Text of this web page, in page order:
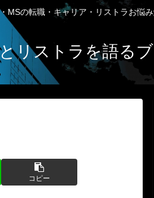
の転職・キャリア・リストラお悩み
リストラを語る
コピー